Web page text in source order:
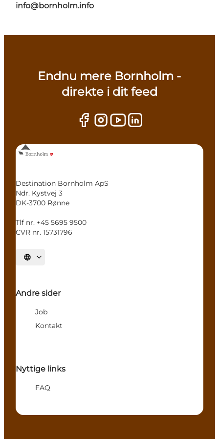
info@bornholm.info
Endnu mere Bornholm -
direkte i dit feed
Destination Bornholm ApS
Ndr. Kystvej 3
DK-3700 Rønne
Tlf nr. +45 5695 9500
CVR nr. 15731796
Sprache auswählen
Andre sider
Job
Kontakt
Nyttige links
FAQ